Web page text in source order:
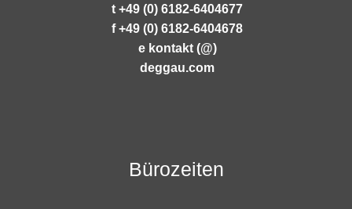
t +49 (0) 6182-6404677
f +49 (0) 6182-6404678
e kontakt (@)
deggau.com
Bürozeiten